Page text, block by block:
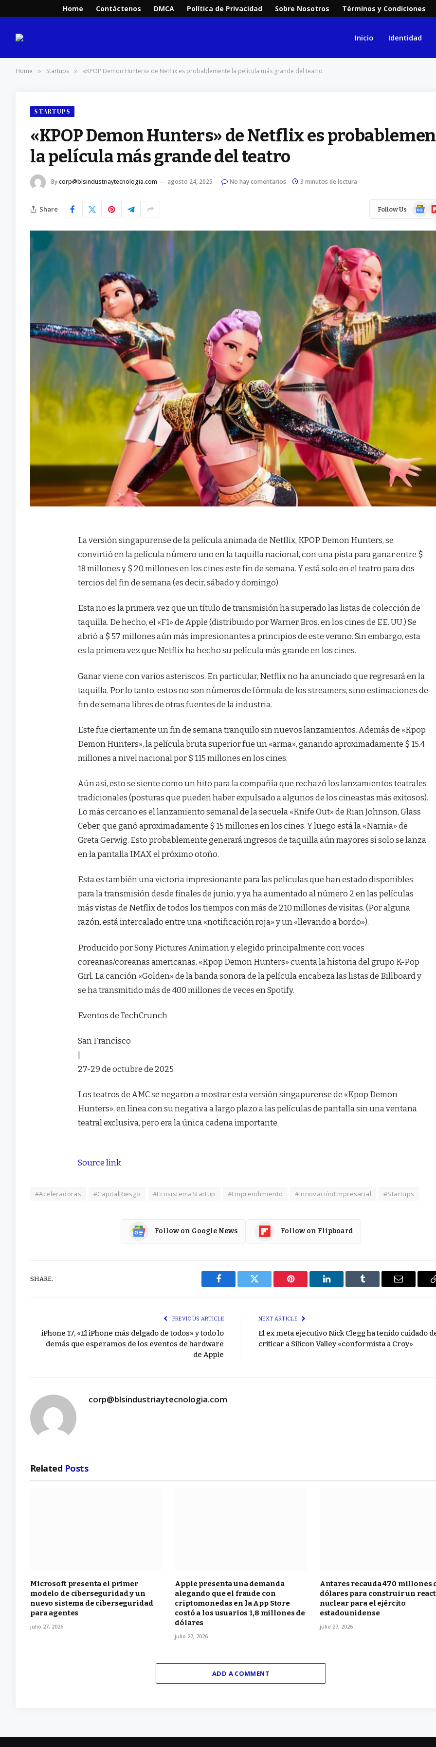
Home Contáctenos DMCA Política de Privacidad Sobre Nosotros Términos y Condiciones
Inicio Identidad
Home » Startups » «KPOP Demon Hunters» de Netflix es probablemente la película más grande del teatro
STARTUPS
«KPOP Demon Hunters» de Netflix es
la película más grande del teatro
Bycorp@blsindustriaytecnologia.com agosto 24, 2025 No hay comentarios 3 minutos de lectura
Share Follow Us
Google
La versión singapurense de la película animada de Netflix, KPOP Demon Hunters, se
convirtió en la película número uno en la taquilla nacional, con una pista para ganar entre $
18 millones y $ 20 millones en los cines este fin de semana. Y está solo en el teatro para dos
tercios del fin de semana (es decir, sábado y domingo).
Esta no es la primera vez que un título de transmisión ha superado las listas de colección de
taquilla. De hecho, el «F1» de Apple (distribuido por Warner Bros. en los cines de EE. UU.) Se
abrió a $ 57 millones aún más impresionantes a principios de este verano. Sin embargo, esta
es la primera vez que Netflix ha hecho su película más grande en los cines.
Ganar viene con varios asteriscos. En particular, Netflix no ha anunciado que regresará en la
taquilla. Por lo tanto, estos no son números de fórmula de los streamers, sino estimaciones de
fin de semana libres de otras fuentes de la industria.
Este fue ciertamente un fin de semana tranquilo sin nuevos lanzamientos. Además de «Kpop
Demon Hunters», la película bruta superior fue un «arma», ganando aproximadamente $ 15.4
millones a nivel nacional por $ 115 millones en los cines.
Aún así, esto se siente como un hito para la compañía que rechazó los lanzamientos teatrales
tradicionales (posturas que pueden haber expulsado a algunos de los cineastas más exitosos).
Lo más cercano es el lanzamiento semanal de la secuela «Knife Out» de Rian Johnson, Glass
Ceber, que ganó aproximadamente $ 15 millones en los cines. Y luego está la «Narnia» de
Greta Gerwig. Esto probablemente generará ingresos de taquilla aún mayores si solo se lanza
en la pantalla IMAX el próximo otoño.
Esta es también una victoria impresionante para las películas que han estado disponibles
para la transmisión desde finales de junio, y ya ha aumentado al número 2 en las películas
más vistas de Netflix de todos los tiempos con más de 210 millones de visitas. (Por alguna
razón, está intercalado entre una «notificación roja» y un «llevando a bordo»).
Producido por Sony Pictures Animation y elegido principalmente con voces
coreanas/coreanas americanas, «Kpop Demon Hunters» cuenta la historia del grupo K-Pop
Girl. La canción «Golden» de la banda sonora de la película encabeza las listas de Billboard y
se ha transmitido más de 400 millones de veces en Spotify.
Eventos de TechCrunch
San Francisco
27-29 de octubre de 2025
Los teatros de AMC se negaron a mostrar esta versión singapurense de «Kpop Demon
Hunters», en línea con su negativa a largo plazo a las películas de pantalla sin una ventana
teatral exclusiva, pero era la única cadena importante.
Source link
#Aceleradoras #CapitalRiesgo #EcosistemaStartup #Emprendimiento #InnovaciónEmpresarial #Startups
Follow on Google News Follow on Flipboard
SHARE.
Facebook Twitter Pinterest LinkedIn Tumblr Email
PREVIOUS ARTICLE
iPhone 17, «El iPhone más delgado de todos» y todo lo
demás que esperamos de los eventos de hardware
de Apple
NEXT ARTICLE
El ex meta ejecutivo Nick Clegg ha tenido cuidado
criticar a Silicon Valley «conformista a Croy»
corp@blsindustriaytecnologia.com
Related Posts
Microsoft presenta el primer
modelo de ciberseguridad y un
nuevo sistema de ciberseguridad
para agentes
julio 27, 2026
Apple presenta una demanda
alegando que el fraude con
criptomonedas en la App Store
costó a los usuarios 1,8 millones de
dólares
julio 27, 2026
Antares recauda 470 millones
dólares para construir un
nuclear para el ejército
estadounidense
julio 27, 2026
ADD A COMMENT